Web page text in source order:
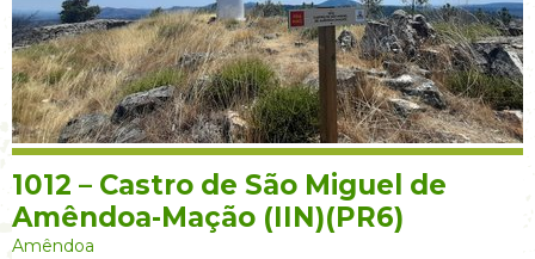
1012 – Castro de São Miguel de
Amêndoa-Mação (IIN)(PR6)
Amêndoa